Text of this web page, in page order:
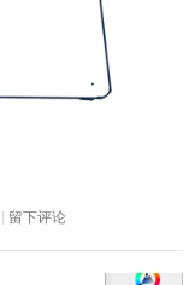
留下评论